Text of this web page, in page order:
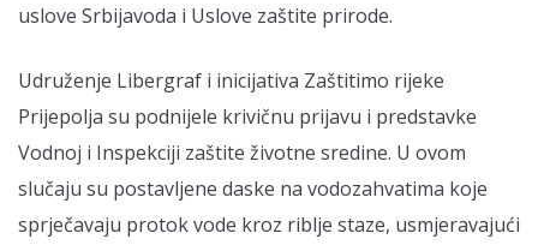
uslove Srbijavoda i Uslove zaštite prirode.
Udruženje Libergraf i inicijativa Zaštitimo rijeke
Prijepolja su podnijele krivičnu prijavu i predstavke
Vodnoj i Inspekciji zaštite životne sredine. U ovom
slučaju su postavljene daske na vodozahvatima koje
sprječavaju protok vode kroz riblje staze, usmjeravajući